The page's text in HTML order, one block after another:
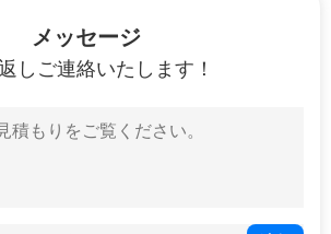
メッセージ
しご連絡いたします！